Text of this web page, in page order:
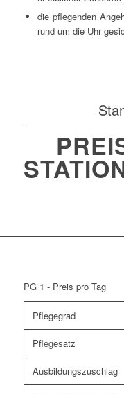
die pflegenden
rund um die Uhr
PG 1 - Preis pro Tag
Pflegegrad
Pflegesatz
Ausbildungszuschlag